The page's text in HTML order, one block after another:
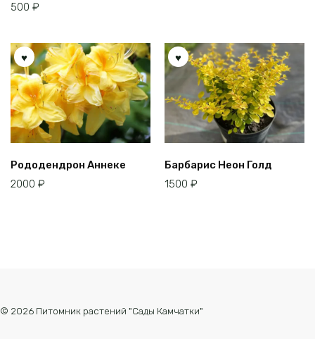
500 ₽
Рододендрон Аннеке
2000 ₽
Барбарис Неон Голд
1500 ₽
© 2026 Питомник растений "Сады Камчатки"